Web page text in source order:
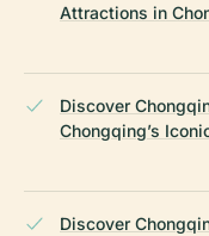
Attractions in
Discover
Chongqing’s
Discover